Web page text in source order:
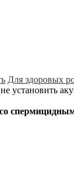
Для здоровых
установить